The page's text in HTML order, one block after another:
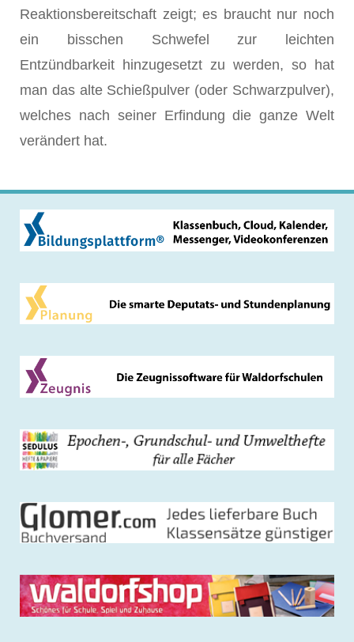
Reaktionsbereitschaft zeigt; es braucht nur noch
ein bisschen Schwefel zur leichten
Entzündbarkeit hinzugesetzt zu werden, so hat
man das alte Schießpulver (oder Schwarzpulver),
welches nach seiner Erfindung die ganze Welt
verändert hat.